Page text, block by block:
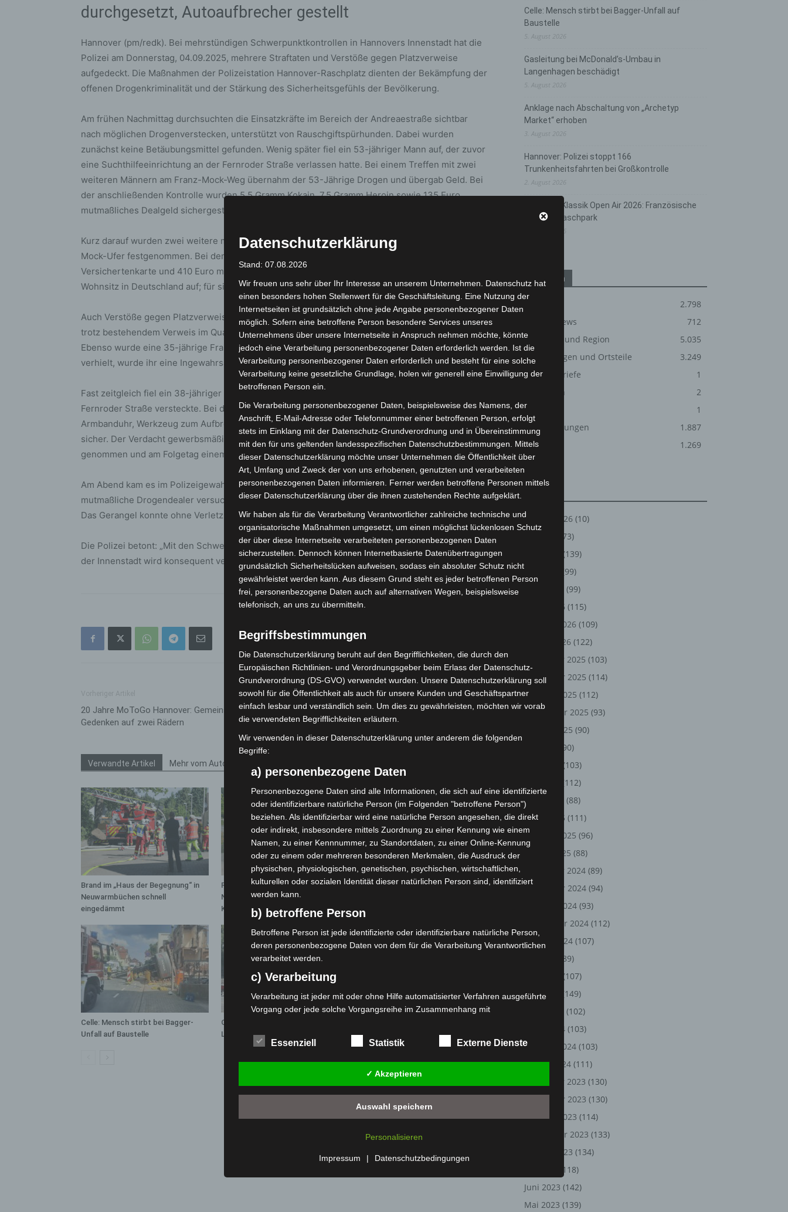
durchgesetzt, Autoaufbrecher gestellt
Hannover (pm/redk). Bei mehrstündigen Schwerpunktkontrollen in Hannovers Innenstadt hat die
Polizei am Donnerstag, 04.09.2025, mehrere Straftaten und Verstöße gegen Platzverweise
aufgedeckt. Die Maßnahmen der Polizeistation Hannover-Raschplatz dienten der Bekämpfung der
offenen Drogenkriminalität und der Stärkung des Sicherheitsgefühls der Bevölkerung.
Am frühen Nachmittag durchsuchten die Einsatzkräfte im Bereich der Andreaestraße sichtbar
nach möglichen Drogenverstecken, unterstützt von Rauschgiftspürhunden. Dabei wurden
zunächst keine Betäubungsmittel gefunden. Wenig später fiel ein 53-jähriger Mann auf, der zuvor
eine Suchthilfeeinrichtung an der Fernroder Straße verlassen hatte. Bei einem Treffen mit zwei
weiteren Männern am Franz-Mock-Weg übernahm der 53-Jährige Drogen und übergab Geld. Bei
der anschließenden Kontrolle wurden 5,5 Gramm Kokain, 7,5 Gramm Heroin sowie 135 Euro
mutmaßliches Dealgeld sichergestellt. Nach den Maßnahmen kam der Mann auf freien Fuß.
Kurz darauf wurden zwei weitere mutmaßliche Drogendealer, 25 und 29 Jahre alt, am Franz-
Mock-Ufer festgenommen. Bei dem 29-Jährigen fanden die Beamten eine gefälschte
Versichertenkarte und 410 Euro mutmaßliches Dealgeld. Beide Männer hielten sich ohne festen
Wohnsitz in Deutschland auf; für sie wurde Untersuchungshaft beantragt.
Auch Verstöße gegen Platzverweise wurden geahndet: Ein 17-jähriger Jugendlicher hielt sich
trotz bestehendem Verweis im Quartier Steintor auf und erhielt eine Ordnungswidrigkeitsanzeige.
Ebenso wurde eine 35-jährige Frau am Raschplatz angetroffen. Da sie sich verbal aggressiv
verhielt, wurde ihr eine Ingewahrsamnahme angedroht.
Fast zeitgleich fiel ein 38-jähriger Mann auf, der sich verdächtig hinter einem Pkw an der
Fernroder Straße versteckte. Bei der Kontrolle stellten die Beamten eine hochwertige
Armbanduhr, Werkzeug zum Aufbrechen von Fahrzeugen und einen gefälschten Führerschein
sicher. Der Verdacht gewerbsmäßiger Diebstähle bestätigte sich, sodass der Mann in Gewahrsam
genommen und am Folgetag einem Haftrichter vorgeführt werden sollte.
Am Abend kam es im Polizeigewahrsam zu einem weiteren Zwischenfall: Der 25-jährige
mutmaßliche Drogendealer versuchte, einem Beamten das beschlagnahmte Handy zu entreißen.
Das Gerangel konnte ohne Verletzungen beendet werden.
Die Polizei betont: „Mit den Schwerpunktkontrollen senden wir ein klares Signal: Kriminalität in
der Innenstadt wird konsequent verfolgt.“
20 Jahre MoToGo Hannover: Gemeinschaft und
Gedenken auf zwei Rädern
Nächster Artikel
Figurentheater & Kamishibai Erzähltheater im
Haus der Jugend Langenhagen
Verwandte Artikel Mehr vom Autor
Brand im „Haus der Begegnung“ in
Neuwarmbüchen schnell
eingedämmt
Region Hannover: 21 neue
Notfallsanitäter starten beim Roten
Kreuz
Mann läuft mit Hockeyschläger über
Celle: Mensch stirbt bei Bagger-
Unfall auf Baustelle
Gasleitung bei McDonald’s-Umbau in
Langenhagen beschädigt
„Archetyp Market“ erhoben
Celle: Mensch stirbt bei Bagger-Unfall auf
Baustelle
5. August 2026
Gasleitung bei McDonald’s-Umbau in
Langenhagen beschädigt
5. August 2026
Anklage nach Abschaltung von „Archetyp
Market“ erhoben
3. August 2026
Hannover: Polizei stoppt 166
Trunkenheitsfahrten bei Großkontrolle
2. August 2026
Hannover Klassik Open Air 2026: Französische
Oper im Maschpark
Kategorien
2.798
Corona-News
712
Hannover und Region
5.035
Langenhagen und Ortsteile
3.249
Leserbriefe
1
Menschen
2
Über uns
1
Veranstaltungen
1.887
Welt
1.269
August 2026 (10)
(73)
(139)
(99)
(99)
März 2026 (115)
Februar 2026 (109)
Januar 2026 (122)
Dezember 2025 (103)
November 2025 (114)
Oktober 2025 (112)
September 2025 (93)
August 2025 (90)
(90)
(103)
(112)
April 2025
(88)
März 2025 (111)
Februar 2025 (96)
Januar 2025 (88)
Dezember 2024 (89)
November 2024 (94)
Oktober 2024 (93)
September 2024 (112)
August 2024 (107)
(89)
(107)
Mai 2024
(149)
(102)
März 2024 (103)
Februar 2024 (103)
Januar 2024 (111)
Dezember 2023 (130)
November 2023 (130)
Oktober 2023 (114)
September 2023 (133)
August 2023 (134)
(118)
Juni 2023 (142)
Mai 2023 (139)
Datenschutzerklärung
Stand: 07.08.2026
Wir freuen uns sehr über Ihr Interesse an unserem Unternehmen. Datenschutz hat
einen besonders hohen Stellenwert für die Geschäftsleitung. Eine Nutzung der
Internetseiten ist grundsätzlich ohne jede Angabe personenbezogener Daten
möglich. Sofern eine betroffene Person besondere Services unseres
Unternehmens über unsere Internetseite in Anspruch nehmen möchte, könnte
jedoch eine Verarbeitung personenbezogener Daten erforderlich werden. Ist die
Verarbeitung personenbezogener Daten erforderlich und besteht für eine solche
Verarbeitung keine gesetzliche Grundlage, holen wir generell eine Einwilligung der
betroffenen Person ein.
Die Verarbeitung personenbezogener Daten, beispielsweise des Namens, der
Anschrift, E-Mail-Adresse oder Telefonnummer einer betroffenen Person, erfolgt
stets im Einklang mit der Datenschutz-Grundverordnung und in Übereinstimmung
mit den für uns geltenden landesspezifischen Datenschutzbestimmungen. Mittels
dieser Datenschutzerklärung möchte unser Unternehmen die Öffentlichkeit über
Art, Umfang und Zweck der von uns erhobenen, genutzten und verarbeiteten
personenbezogenen Daten informieren. Ferner werden betroffene Personen mittels
dieser Datenschutzerklärung über die ihnen zustehenden Rechte aufgeklärt.
Wir haben als für die Verarbeitung Verantwortlicher zahlreiche technische und
organisatorische Maßnahmen umgesetzt, um einen möglichst lückenlosen Schutz
der über diese Internetseite verarbeiteten personenbezogenen Daten
sicherzustellen. Dennoch können Internetbasierte Datenübertragungen
grundsätzlich Sicherheitslücken aufweisen, sodass ein absoluter Schutz nicht
gewährleistet werden kann. Aus diesem Grund steht es jeder betroffenen Person
frei, personenbezogene Daten auch auf alternativen Wegen, beispielsweise
telefonisch, an uns zu übermitteln.
Begriffsbestimmungen
Die Datenschutzerklärung beruht auf den Begrifflichkeiten, die durch den
Europäischen Richtlinien- und Verordnungsgeber beim Erlass der Datenschutz-
Grundverordnung (DS-GVO) verwendet wurden. Unsere Datenschutzerklärung soll
sowohl für die Öffentlichkeit als auch für unsere Kunden und Geschäftspartner
einfach lesbar und verständlich sein. Um dies zu gewährleisten, möchten wir vorab
die verwendeten Begrifflichkeiten erläutern.
Wir verwenden in dieser Datenschutzerklärung unter anderem die folgenden
Begriffe:
a) personenbezogene Daten
Personenbezogene Daten sind alle Informationen, die sich auf eine identifizierte
oder identifizierbare natürliche Person (im Folgenden "betroffene Person")
beziehen. Als identifizierbar wird eine natürliche Person angesehen, die direkt
oder indirekt, insbesondere mittels Zuordnung zu einer Kennung wie einem
Namen, zu einer Kennnummer, zu Standortdaten, zu einer Online-Kennung
oder zu einem oder mehreren besonderen Merkmalen, die Ausdruck der
physischen, physiologischen, genetischen, psychischen, wirtschaftlichen,
kulturellen oder sozialen Identität dieser natürlichen Person sind, identifiziert
werden kann.
b) betroffene Person
Betroffene Person ist jede identifizierte oder identifizierbare natürliche Person,
deren personenbezogene Daten von dem für die Verarbeitung Verantwortlichen
verarbeitet werden.
c) Verarbeitung
Verarbeitung ist jeder mit oder ohne Hilfe automatisierter Verfahren ausgeführte
Vorgang oder jede solche Vorgangsreihe im Zusammenhang mit
das Ordnen, die Speicherung, die Anpassung oder Veränderung, das Auslesen,
das Abfragen, die Verwendung, die Offenlegung durch Übermittlung, Verbreitung
oder eine andere Form der Bereitstellung, den Abgleich oder die Verknüpfung,
die Einschränkung, das Löschen oder die Vernichtung.
d) Einschränkung der Verarbeitung
Einschränkung der Verarbeitung ist die Markierung gespeicherter
Profiling ist jede Art der automatisierten Verarbeitung personenbezogener
Daten, die darin besteht, dass diese personenbezogenen Daten verwendet
werden, um bestimmte persönliche Aspekte, die sich auf eine natürliche Person
Essenziell Statistik Externe Dienste
✓ Akzeptieren
Auswahl speichern
Personalisieren
Impressum | Datenschutzbedingungen